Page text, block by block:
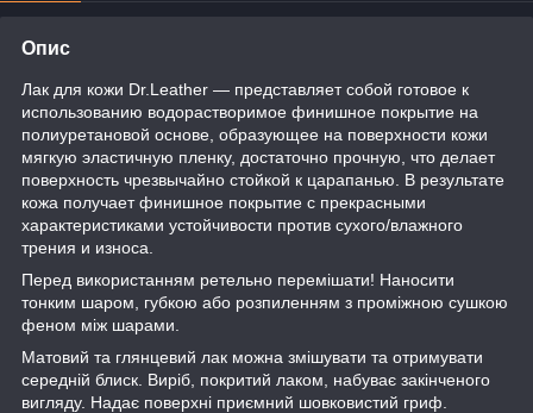
Опис
Лак для кожи Dr.Leather ― представляет собой готовое к
использованию водорастворимое финишное покрытие на
полиуретановой основе, образующее на поверхности кожи
мягкую эластичную пленку, достаточно прочную, что делает
поверхность чрезвычайно стойкой к царапанью. В результате
кожа получает финишное покрытие с прекрасными
характеристиками устойчивости против сухого/влажного
трения и износа.
Перед використанням ретельно перемішати! Наносити
тонким шаром, губкою або розпиленням з проміжною сушкою
феном між шарами.
Матовий та глянцевий лак можна змішувати та отримувати
середній блиск. Виріб, покритий лаком, набуває закінченого
вигляду. Надає поверхні приємний шовковистий гриф.